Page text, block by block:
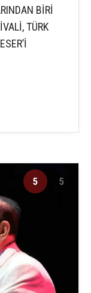
BİRİ
TÜRK
5 5